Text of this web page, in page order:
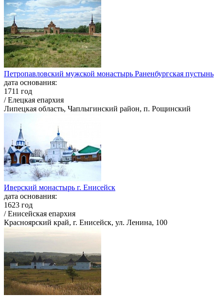
Петропавловский мужской монастырь Раненбургская пустынь
дата основания:
1711 год
/ Елецкая епархия
Липецкая область, Чаплыгинский район, п. Рощинский
Иверский монастырь г. Енисейск
дата основания:
1623 год
/ Енисейская епархия
Красноярский край, г. Енисейск, ул. Ленина, 100